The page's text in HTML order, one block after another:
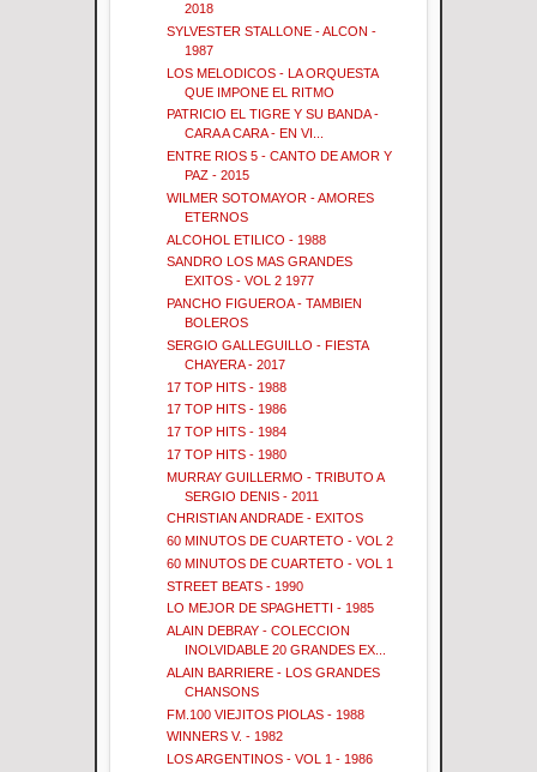
2018
SYLVESTER STALLONE - ALCON -
1987
LOS MELODICOS - LA ORQUESTA
QUE IMPONE EL RITMO
PATRICIO EL TIGRE Y SU BANDA -
CARA A CARA - EN VI...
ENTRE RIOS 5 - CANTO DE AMOR Y
PAZ - 2015
WILMER SOTOMAYOR - AMORES
ETERNOS
ALCOHOL ETILICO - 1988
SANDRO LOS MAS GRANDES
EXITOS - VOL 2 1977
PANCHO FIGUEROA - TAMBIEN
BOLEROS
SERGIO GALLEGUILLO - FIESTA
CHAYERA - 2017
17 TOP HITS - 1988
17 TOP HITS - 1986
17 TOP HITS - 1984
17 TOP HITS - 1980
MURRAY GUILLERMO - TRIBUTO A
SERGIO DENIS - 2011
CHRISTIAN ANDRADE - EXITOS
60 MINUTOS DE CUARTETO - VOL 2
60 MINUTOS DE CUARTETO - VOL 1
STREET BEATS - 1990
LO MEJOR DE SPAGHETTI - 1985
ALAIN DEBRAY - COLECCION
INOLVIDABLE 20 GRANDES EX...
ALAIN BARRIERE - LOS GRANDES
CHANSONS
FM.100 VIEJITOS PIOLAS - 1988
WINNERS V. - 1982
LOS ARGENTINOS - VOL 1 - 1986